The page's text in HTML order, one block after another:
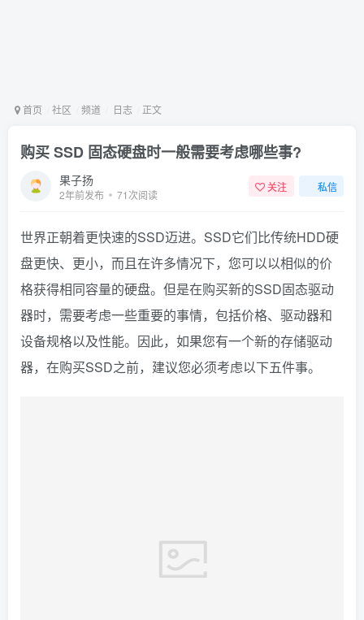
首页 社区 频道 日志 正文
购买 SSD 固态硬盘时一般需要考虑哪些事?
果子扬
2年前发布 71次阅读
关注 私信
世界正朝着更快速的SSD迈进。SSD它们比传统HDD硬
盘更快、更小，而且在许多情况下，您可以以相似的价
格获得相同容量的硬盘。但是在购买新的SSD固态驱动
器时，需要考虑一些重要的事情，包括价格、驱动器和
设备规格以及性能。因此，如果您有一个新的存储驱动
器，在购买SSD之前，建议您必须考虑以下五件事。